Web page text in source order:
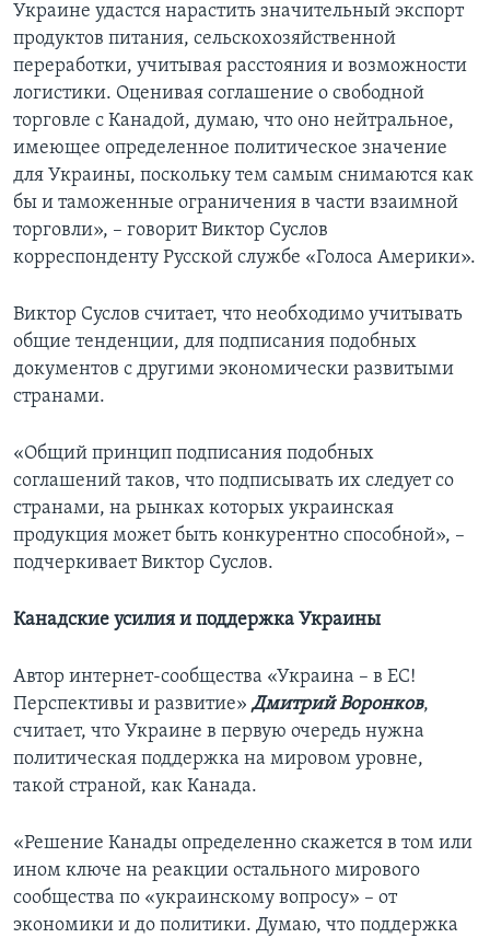
Украине удастся нарастить значительный экспорт
продуктов питания, сельскохозяйственной
переработки, учитывая расстояния и возможности
логистики. Оценивая соглашение о свободной
торговле с Канадой, думаю, что оно нейтральное,
имеющее определенное политическое значение
для Украины, поскольку тем самым снимаются как
бы и таможенные ограничения в части взаимной
торговли», – говорит Виктор Суслов
корреспонденту Русской службе «Голоса Америки».
Виктор Суслов считает, что необходимо учитывать
общие тенденции, для подписания подобных
документов с другими экономически развитыми
странами.
«Общий принцип подписания подобных
соглашений таков, что подписывать их следует со
странами, на рынках которых украинская
продукция может быть конкурентно способной», –
подчеркивает Виктор Суслов.
Канадские усилия и поддержка Украины
Автор интернет-сообщества «Украина – в ЕС!
Перспективы и развитие» Дмитрий Воронков,
считает, что Украине в первую очередь нужна
политическая поддержка на мировом уровне,
такой страной, как Канада.
«Решение Канады определенно скажется в том или
ином ключе на реакции остального мирового
сообщества по «украинскому вопросу» – от
экономики и до политики. Думаю, что поддержка